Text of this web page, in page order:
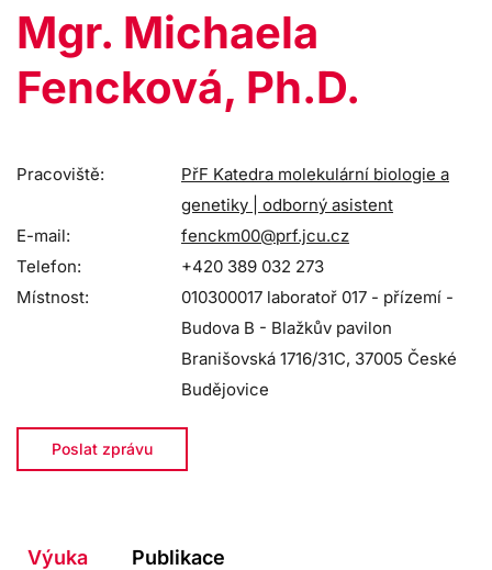
Mgr. Michaela
Fencková, Ph.D.
Pracoviště:
PřF Katedra molekulární biologie a
genetiky | odborný asistent
E-mail:
fenckm00@prf.jcu.cz
Telefon:
+420 389 032 273
Místnost:
010300017 laboratoř 017 - přízemí -
Budova B - Blažkův pavilon
Branišovská 1716/31C, 37005 České
Budějovice
Poslat zprávu
Výuka Publikace